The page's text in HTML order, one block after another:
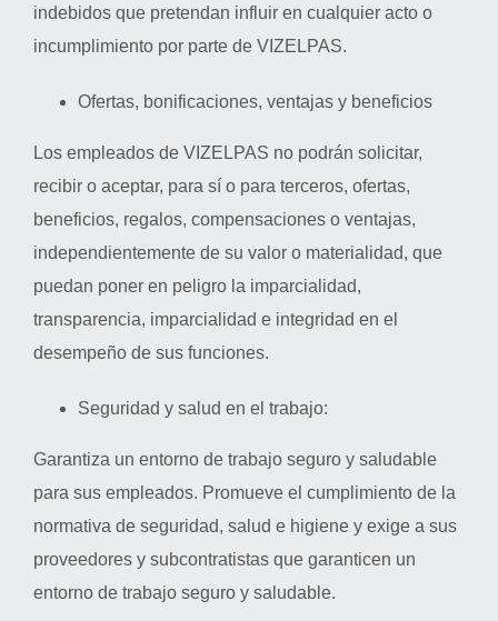
indebidos que pretendan influir en cualquier acto o
incumplimiento por parte de VIZELPAS.
Ofertas, bonificaciones, ventajas y beneficios
Los empleados de VIZELPAS no podrán solicitar,
recibir o aceptar, para sí o para terceros, ofertas,
beneficios, regalos, compensaciones o ventajas,
independientemente de su valor o materialidad, que
puedan poner en peligro la imparcialidad,
transparencia, imparcialidad e integridad en el
desempeño de sus funciones.
Seguridad y salud en el trabajo:
Garantiza un entorno de trabajo seguro y saludable
para sus empleados. Promueve el cumplimiento de la
normativa de seguridad, salud e higiene y exige a sus
proveedores y subcontratistas que garanticen un
entorno de trabajo seguro y saludable.